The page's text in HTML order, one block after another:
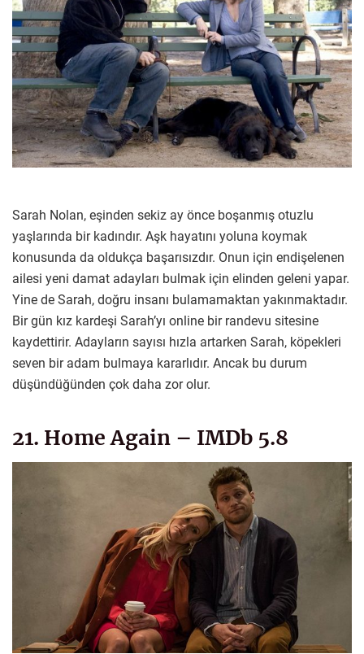
Sarah Nolan, eşinden sekiz ay önce boşanmış otuzlu
yaşlarında bir kadındır. Aşk hayatını yoluna koymak
konusunda da oldukça başarısızdır. Onun için endişelenen
ailesi yeni damat adayları bulmak için elinden geleni yapar.
Yine de Sarah, doğru insanı bulamamaktan yakınmaktadır.
Bir gün kız kardeşi Sarah’yı online bir randevu sitesine
kaydettirir. Adayların sayısı hızla artarken Sarah, köpekleri
seven bir adam bulmaya kararlıdır. Ancak bu durum
düşündüğünden çok daha zor olur.
21. Home Again – IMDb 5.8